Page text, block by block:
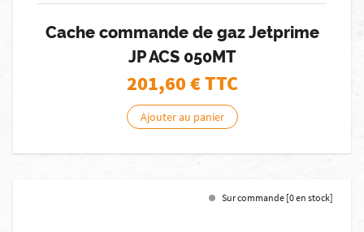
Cache commande de gaz Jetprime
JP ACS 050MT
201,60€ TTC
Ajouter au panier
Sur commande [0 en stock]